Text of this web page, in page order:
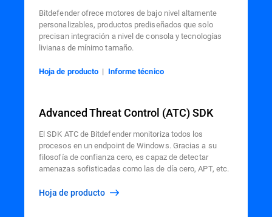
Bitdefender ofrece motores de bajo nivel altamente
personalizables, productos prediseñados que solo
precisan integración a nivel de consola y tecnologías
livianas de mínimo tamaño.
Hoja de producto | Informe técnico
Advanced Threat Control (ATC) SDK
El SDK ATC de Bitdefender monitoriza todos los
procesos en un endpoint de Windows. Gracias a su
filosofía de confianza cero, es capaz de detectar
amenazas sofisticadas como las de día cero, APT, etc.
Hoja de producto